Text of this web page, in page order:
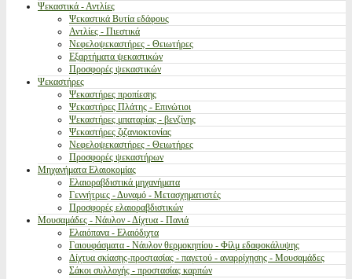
Ψεκαστικά - Αντλίες
Ψεκαστικά Βυτία εδάφους
Αντλίες - Πιεστικά
Νεφελοψεκαστήρες - Θειωτήρες
Εξαρτήματα ψεκαστικών
Προσφορές ψεκαστικών
Ψεκαστήρες
Ψεκαστήρες προπίεσης
Ψεκαστήρες Πλάτης - Επινώτιοι
Ψεκαστήρες μπαταρίας - βενζίνης
Ψεκαστήρες ζιζανιοκτονίας
Νεφελοψεκαστήρες - Θειωτήρες
Προσφορές ψεκαστήρων
Μηχανήματα Ελαιοκομίας
Ελαιοραβδιστικά μηχανήματα
Γεννήτριες - Δυναμό - Μετασχηματιστές
Προσφορές ελαιοραβδιστικών
Μουσαμάδες - Νάυλον - Δίχτυα - Πανιά
Ελαιόπανα - Ελαιόδιχτα
Γαιουφάσματα - Νάυλον θερμοκηπίου - Φίλμ εδαφοκάλυψης
Δίχτυα σκίασης-προστασίας - παγετού - αναρρίχησης - Μουσαμάδες
Σάκοι συλλογής - προστασίας καρπών